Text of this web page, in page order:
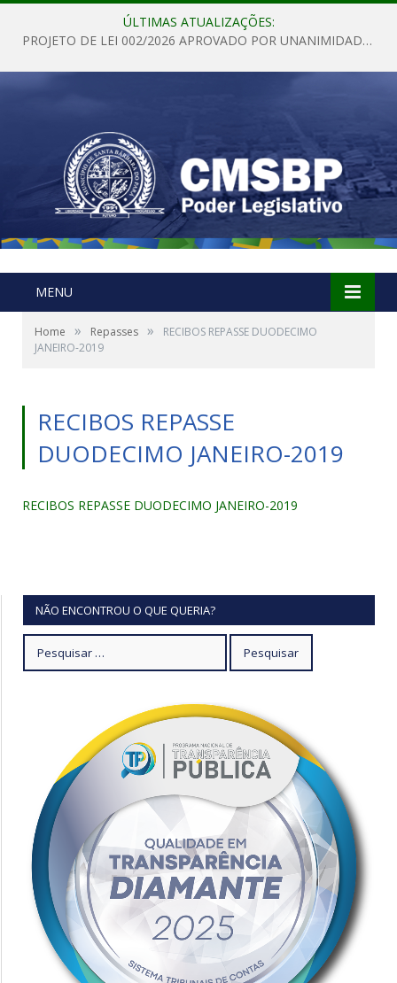
ÚLTIMAS ATUALIZAÇÕES:
PROJETO DE LEI 002/2026 APROVADO POR UNANIMIDADE EM SESSÃO ORDINÁRIA NESTA QUINTA – FEIRA 28 DE MAIO DE 2026
MENU
Home » Repasses »
RECIBOS REPASSE DUODECIMO
JANEIRO-2019
RECIBOS REPASSE
DUODECIMO JANEIRO-2019
RECIBOS REPASSE DUODECIMO JANEIRO-2019
NÃO ENCONTROU O QUE QUERIA?